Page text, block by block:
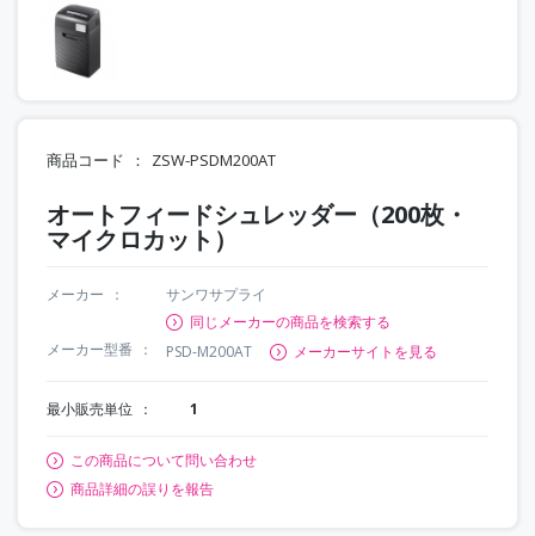
商品コード ZSW-PSDM200AT
オートフィードシュレッダー（200枚・
マイクロカット）
メーカー
サンワサプライ
同じメーカーの商品を検索する
メーカー型番
PSD-M200AT メーカーサイトを見る
最小販売単位 1
この商品について問い合わせ
商品詳細の誤りを報告